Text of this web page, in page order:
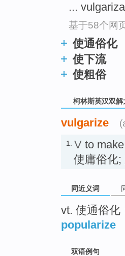
...
基于58个网
使通俗化
使下流
使粗俗
柯林斯英汉双解
vulgarize
1. V to
使庸俗化;
同近义词
vt. 使通俗化
popularize
双语例句